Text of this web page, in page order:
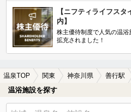
【ニフティライフス
内】
株主優待制度で人気の温
拡充されました！
温泉TOP 関東 神奈川県 善行駅
温浴施設を探す